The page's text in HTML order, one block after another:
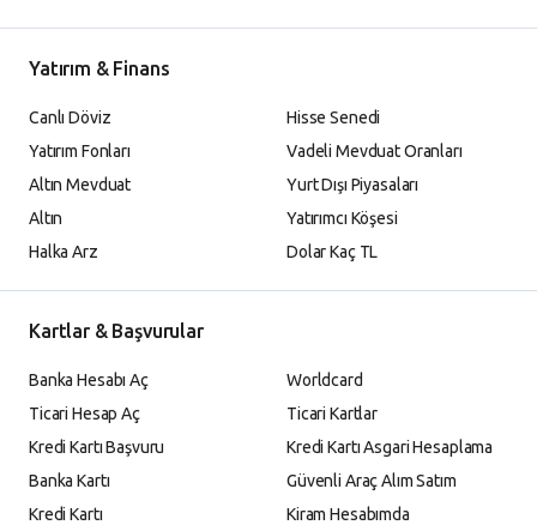
Yatırım & Finans
Canlı Döviz
Yatırım Fonları
Altın Mevduat
Altın
Halka Arz
Hisse Senedi
Vadeli Mevduat Oranları
Yurt Dışı Piyasaları
Yatırımcı Köşesi
Dolar Kaç TL
Kartlar & Başvurular
Banka Hesabı Aç
Ticari Hesap Aç
Kredi Kartı Başvuru
Banka Kartı
Kredi Kartı
Worldcard
Ticari Kartlar
Kredi Kartı Asgari Hesaplama
Güvenli Araç Alım Satım
Kiram Hesabımda